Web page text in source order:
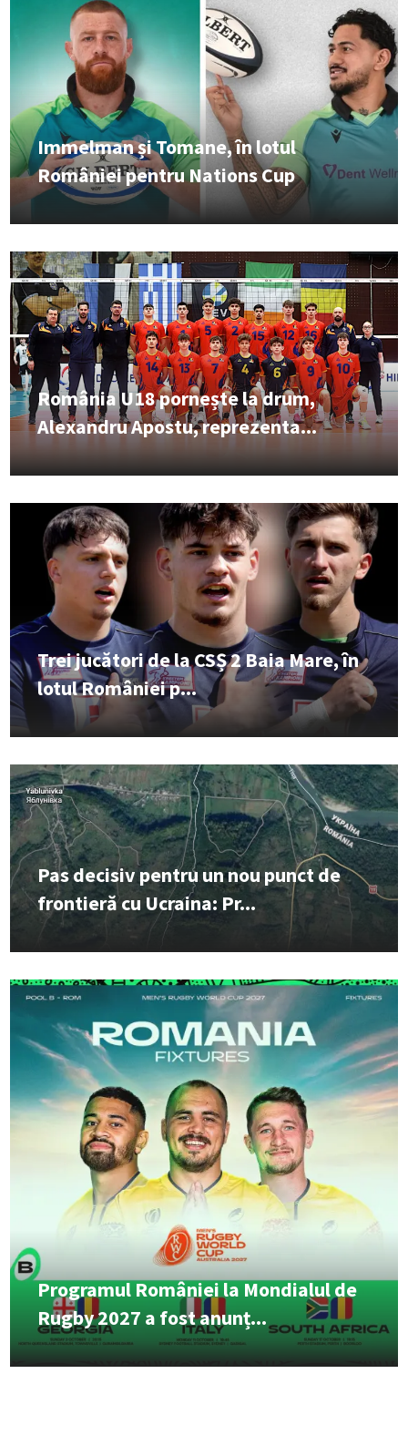
Immelman și Tomane, în lotul
României pentru Nations Cup
România U18 pornește la drum,
Alexandru Apostu, reprezenta...
Trei jucători de la CSȘ 2 Baia Mare, în
lotul României p...
Pas decisiv pentru un nou punct de
frontieră cu Ucraina: Pr...
Programul României la Mondialul de
Rugby 2027 a fost anunț...